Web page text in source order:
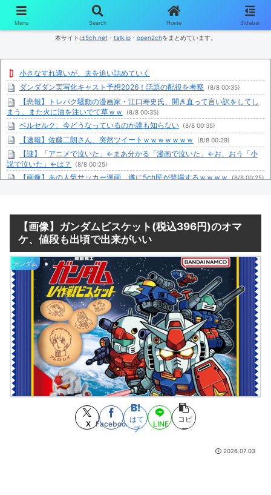
コンテンツへスキップ
本サイトは5ch.net ・ talk.jp・ open2chをまとめています。
小さなすれ違いが、夫を追い詰めていく
ダンダダン実写化キャスト予想2026！話題の配役を考察
(8/8 00:35)
【悲報】トレパク騒動の漫画家・江口寿史氏、開き直って言い訳をしてし
まう。また火に油を注いでて草ｗｗ
(8/8 00:35)
ベルセルク、今どうなっているのか誰も知らない (8/8 00:35)
【速報】佐藤二朗さん、突然ツイートｗｗｗｗｗｗｗ (8/8 00:29)
【謎】「アニメで泣いた」←まあ分かる「漫画で泣いた」←お、おう「小
説で泣いた」←は？
(8/8 00:25)
【画像】あの人気サッカー漫画、遂に5ch民が登場するｗｗｗｗ (8/8 00:25)
【イカ天】平成のバンドブームを語ろう！！ (8/8 00:15)
家のカビ対策 (8/8 00:15)
いま夏休み子どもアニメ劇場ってやらなくなったの？ (8/8 00:09)
最大の謎、何故アニオタは「シリアス」の話が大嫌いなのかｗｗｗｗｗｗ
ｗｗｗｗｗｗｗ (8/8 00:07)
【ポケモン】ナンジャモってめちゃくちゃヱロくて可愛いよな (8/8 00:04)
ミリオンライブP「デレステ、ここ一年サ終の匂いしかしないけど、この間
から掲示ポスターを駅に掲示してますね。サ終近くだから貼るようになったの
か！？笑」
(8/8 00:00)
「A3!×アニメイトカフェ」スイーツ衣装の劇団員4名＆お花のミニキャラ
が尊い♪コラボ第12弾が9月2日開幕 (8/8 00:00)
【悲報】トレパク絵師の江口寿史さん、開き直って言い訳してしまう。全
く反省してないと話題に (8/7 23:43)
川崎ってどうしようもない街みたいなイメージあったけど (8/7 23:12)
【GANTZ】最初から面白いんだけどやっぱおっちゃん達出てきてから加速
(8/7 23:10)
【悲報】セルラン1位逃したブルアカ5.5周年さん、チャージセンターを言
【画像】ガンダムビスケット(税込396円)のオマ
ケ、値段も出頃で出来がいい
ガンダム
X Facebook
はて
ブ
LINE
コピ
ー
2026.07.03
Menu Search Home Sidebar